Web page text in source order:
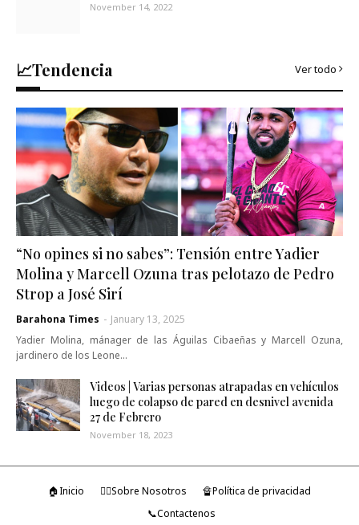
November 14, 2022
📈Tendencia Ver todo
“No opines si no sabes”: Tensión entre Yadier
Molina y Marcell Ozuna tras pelotazo de Pedro
Strop a José Sirí
Barahona Times - January 13, 2025
Yadier Molina, mánager de las Águilas Cibaeñas y Marcell Ozuna,
jardinero de los Leone…
Videos | Varias personas atrapadas en vehículos
luego de colapso de pared en desnivel avenida
27 de Febrero
November 18, 2023
🏠Inicio 🤷‍♂️Sobre Nosotros
🔏Política de privacidad
📞Contactenos